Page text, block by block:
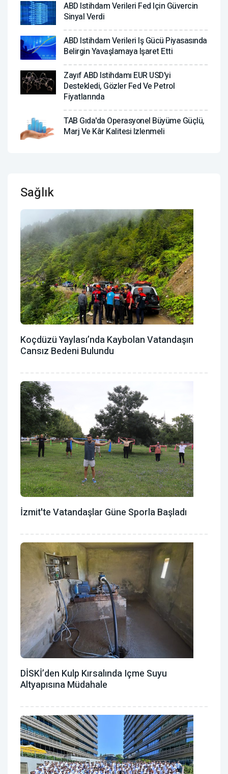
ABD Istihdam Verileri Fed Için Güvercin
Sinyal Verdi
ABD Istihdam Verileri Iş Gücü Piyasasında
Belirgin Yavaşlamaya Işaret Etti
Zayıf ABD Istihdamı EUR USD'yi
Destekledi, Gözler Fed Ve Petrol
Fiyatlarında
TAB Gıda'da Operasyonel Büyüme Güçlü,
Marj Ve Kâr Kalitesi Izlenmeli
Sağlık
Koçdüzü Yaylası’nda Kaybolan Vatandaşın
Cansız Bedeni Bulundu
İzmit'te Vatandaşlar Güne Sporla Başladı
DİSKİ’den Kulp Kırsalında Içme Suyu
Altyapısına Müdahale